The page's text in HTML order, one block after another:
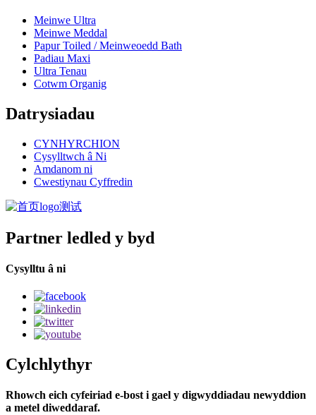
Meinwe Ultra
Meinwe Meddal
Papur Toiled / Meinweoedd Bath
Padiau Maxi
Ultra Tenau
Cotwm Organig
Datrysiadau
CYNHYRCHION
Cysylltwch â Ni
Amdanom ni
Cwestiynau Cyffredin
Partner ledled y byd
Cysylltu â ni
Cylchlythyr
Rhowch eich cyfeiriad e-bost i gael y digwyddiadau newyddion
a metel diweddaraf.